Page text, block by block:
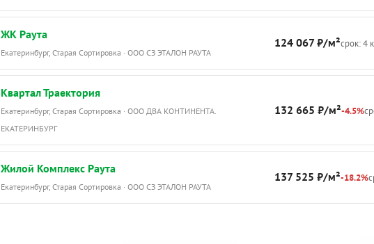
ЖК Раута
Екатеринбург, Старая Сортировка · ООО СЗ ЭТАЛОН РАУТА
124 067 ₽/м²срок: 4
Квартал Траектория
Екатеринбург, Старая Сортировка · ООО ДВА КОНТИНЕНТА.
ЕКАТЕРИНБУРГ
132 665 ₽/м²-4.5%
Жилой Комплекс Раута
Екатеринбург, Старая Сортировка · ООО СЗ ЭТАЛОН РАУТА
137 525 ₽/м²-18.2%